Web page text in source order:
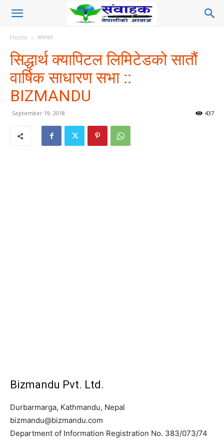
Home समाचार
सिद्धार्थ क्यापिटल लिमिटेडको सातौं
वार्षिक साधारण सभा ::
BIZMANDU
September 19, 2018 437
Bizmandu Pvt. Ltd.
Durbarmarga, Kathmandu, Nepal
bizmandu@bizmandu.com
Department of Information Registration No. 383/073/74